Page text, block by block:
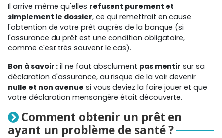
Il arrive même qu'elles refusent purement et
simplement le dossier, ce qui remettrait en cause
l'obtention de votre prêt auprès de la banque (si
l'assurance du prêt est une condition obligatoire,
comme c'est très souvent le cas).
Bon à savoir : il ne faut absolument pas mentir sur sa
déclaration d'assurance, au risque de la voir devenir
nulle et non avenue si vous deviez la faire jouer et que
votre déclaration mensongère était découverte.
Comment obtenir un prêt en
ayant un problème de santé ?